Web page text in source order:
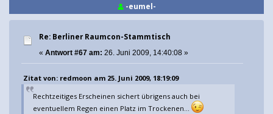
-eumel-
Re: Berliner Raumcon-Stammtisch
« Antwort #67 am: 26. Juni 2009, 14:40:08 »
Zitat von: redmoon am 25. Juni 2009, 18:19:09
Rechtzeitiges Erscheinen sichert übrigens auch bei
eventuellem Regen einen Platz im Trockenen...